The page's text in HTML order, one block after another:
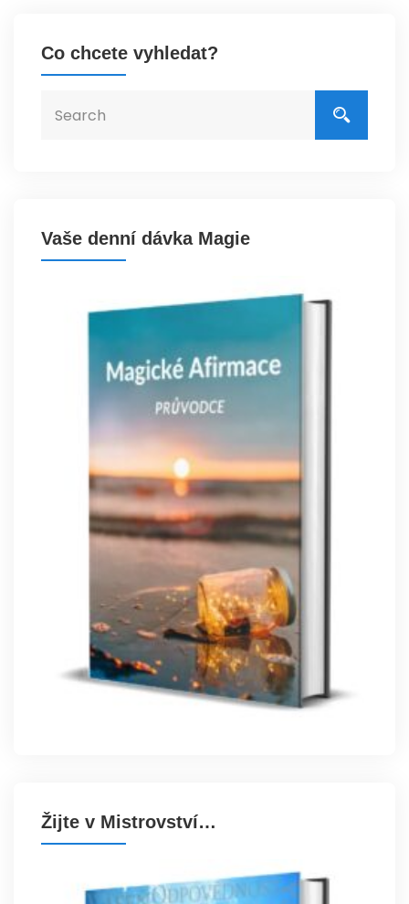
Co chcete vyhledat?
Vaše denní dávka Magie
Žijte v Mistrovství…